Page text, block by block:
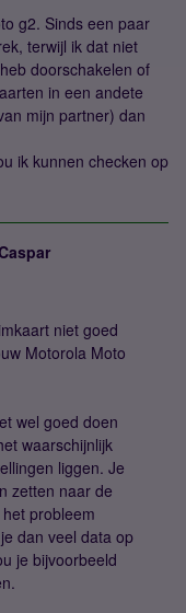
g2. Sinds een paar
terwijl ik dat niet
doorschakelen of
in een andete
mijn partner) dan
ik kunnen checken op
niet goed
Motorola Moto
wel goed doen
waarschijnlijk
liggen. Je
zetten naar de
probleem
dan veel data op
je bijvoorbeeld